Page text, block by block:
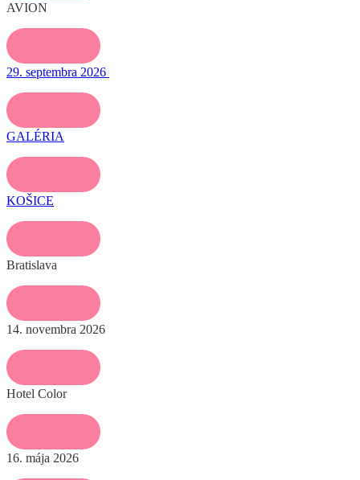
AVION
29. septembra 2026
GALÉRIA
KOŠICE
Bratislava
14. novembra 2026
Hotel Color
16. mája 2026